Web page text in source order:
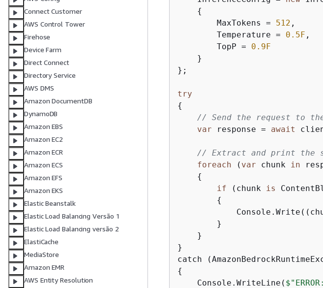
Connect Customer
AWS Control Tower
Firehose
Device Farm
Direct Connect
Directory Service
AWS DMS
Amazon DocumentDB
DynamoDB
Amazon EBS
Amazon EC2
Amazon ECR
Amazon ECS
Amazon EFS
Amazon EKS
Elastic Beanstalk
Elastic Load Balancing Versão 1
Elastic Load Balancing versão 2
ElastiCache
MediaStore
Amazon EMR
AWS Entity Resolution
{
        MaxTokens =
512 ,
        Temperature =
0.5F ,
        TopP =
0.9F
    }
};
try
{
// Send the request to
var response = await
// Extract and print the
foreach ( var chunk in
{
if (chunk is
{
        }
    }
}
{
    Console.WriteLine(